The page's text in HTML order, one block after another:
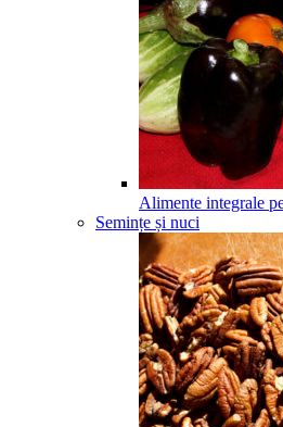
Alimente integrale
Semințe și nuci